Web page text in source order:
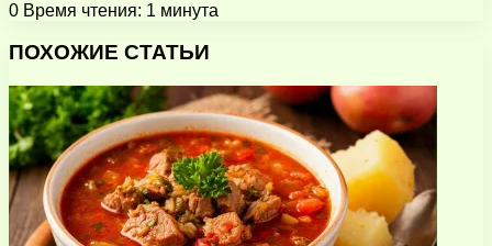
0 Время чтения: 1 минута
через
почту
ПОХОЖИЕ СТАТЬИ